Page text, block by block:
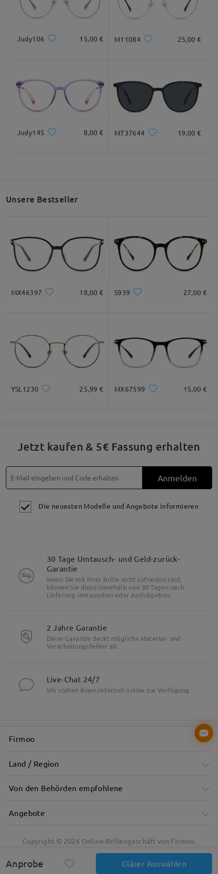
anzeigen
Geliefert
Judy106 15,00 € M11084 25,00 €
Judy145 8,00 € MT37644 19,00 €
Unsere Bestseller
MX46397 18,00 € S939 27,00 €
YSL1230 25,99 € MX67599 15,00 €
Jetzt kaufen & 5€ Fassung erhalten
Anmelden
Die neuesten Modelle und Angebote informieren
Anprobe Gläser Auswählen
30 Tage Umtausch- und Geld-zurück-
Garantie
Wenn Sie mit Ihrer Brille nicht zufrieden sind,
können Sie diese innerhalb von 30 Tagen nach
Lieferung umtauschen oder zurückgeben.
2 Jahre Garantie
Diese Garantie deckt mögliche Material- und
Verarbeitungsfehler ab.
Live-Chat 24/7
Wir stehen ihnen jederzeit online zur Verfügung
Firmoo
Land / Region
Von den Behörden empfohlene
Angebote
Copyright © 2026 Online-Brillengeschäft von Firmoo.